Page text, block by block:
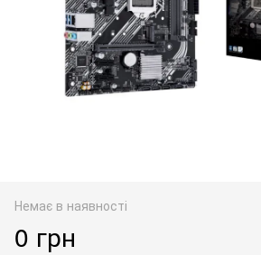
Немає в наявності
0 грн